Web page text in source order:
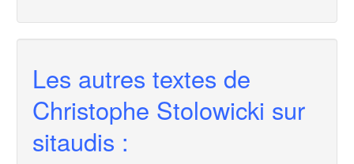
Les autres textes de
Christophe Stolowicki sur
sitaudis :